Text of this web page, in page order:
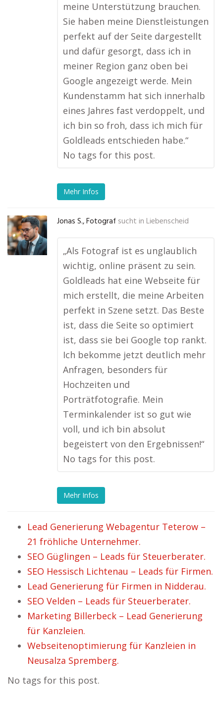
meine Unterstützung brauchen.
Sie haben meine Dienstleistungen
perfekt auf der Seite dargestellt
und dafür gesorgt, dass ich in
meiner Region ganz oben bei
Google angezeigt werde. Mein
Kundenstamm hat sich innerhalb
eines Jahres fast verdoppelt, und
ich bin so froh, dass ich mich für
Goldleads entschieden habe.“
No tags for this post.
Mehr Infos
Jonas S., Fotograf sucht in Liebenscheid
„Als Fotograf ist es unglaublich
wichtig, online präsent zu sein.
Goldleads hat eine Webseite für
mich erstellt, die meine Arbeiten
perfekt in Szene setzt. Das Beste
ist, dass die Seite so optimiert
ist, dass sie bei Google top rankt.
Ich bekomme jetzt deutlich mehr
Anfragen, besonders für
Hochzeiten und
Porträtfotografie. Mein
Terminkalender ist so gut wie
voll, und ich bin absolut
begeistert von den Ergebnissen!“
No tags for this post.
Mehr Infos
Lead Generierung Webagentur Teterow –
21 fröhliche Unternehmer.
SEO Güglingen – Leads für Steuerberater.
SEO Hessisch Lichtenau – Leads für Firmen.
Lead Generierung für Firmen in Nidderau.
SEO Velden – Leads für Steuerberater.
Marketing Billerbeck – Lead Generierung
für Kanzleien.
Webseitenoptimierung für Kanzleien in
Neusalza Spremberg.
No tags for this post.